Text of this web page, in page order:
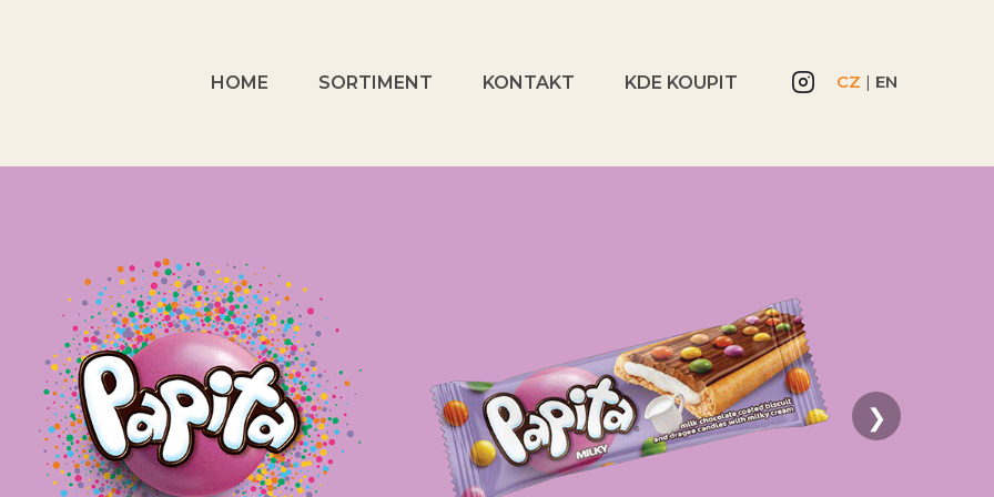
HOME SORTIMENT KONTAKT KDE KOUPIT CZ | EN
❯